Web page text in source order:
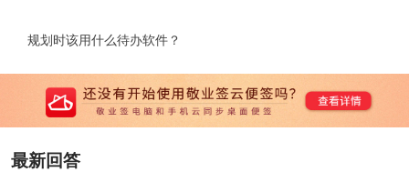
规划时该用什么待办软件？
最新回答